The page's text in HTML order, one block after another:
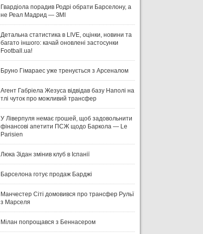
Гвардіола порадив Родрі обрати Барселону, а
не Реал Мадрид — ЗМІ
Детальна статистика в LIVE, оцінки, новини та
багато іншого: качай оновлені застосунки
Football.ua!
Бруно Гімараес уже тренується з Арсеналом
Агент Габріела Жезуса відвідав базу Наполі на
тлі чуток про можливий трансфер
У Ліверпуля немає грошей, щоб задовольнити
фінансові апетити ПСЖ щодо Баркола — Le
Parisien
Люка Зідан змінив клуб в Іспанії
Барселона готує продаж Барджі
Манчестер Сіті домовився про трансфер Рульї
з Марселя
Мілан попрощався з Беннасером